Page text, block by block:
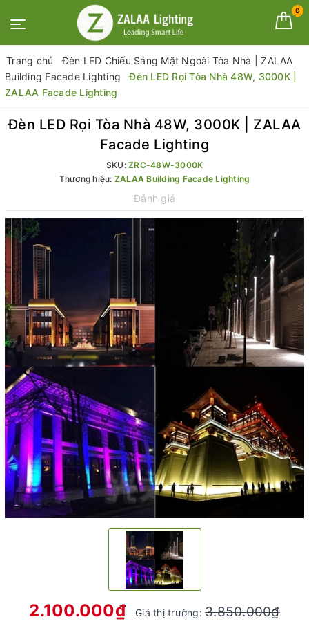
0
Trang chủ
Đèn LED Chiếu Sáng Mặt Ngoài Tòa Nhà | ZALAA
Building Facade Lighting
Đèn LED Rọi Tòa Nhà 48W, 3000K |
ZALAA Facade Lighting
Đèn LED Rọi Tòa Nhà 48W, 3000K | ZALAA
Facade Lighting
SKU: ZRC-48W-3000K
Thương hiệu: ZALAA Building Facade Lighting
Đánh giá
2.100.000₫ Giá thị trường:3.850.000₫